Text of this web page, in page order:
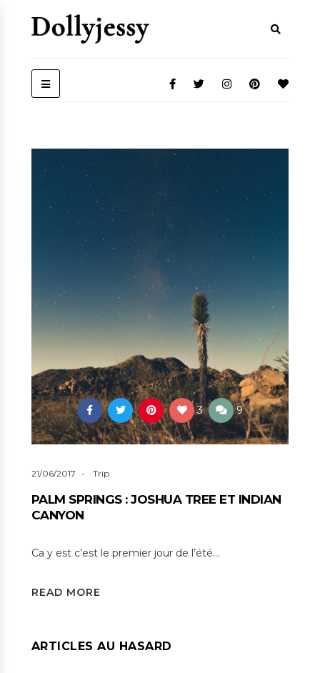
3 9
21/06/2017 Trip
PALM SPRINGS : JOSHUA TREE ET INDIAN
CANYON
Ca y est c’est le premier jour de l’été…
READ MORE
ARTICLES AU HASARD